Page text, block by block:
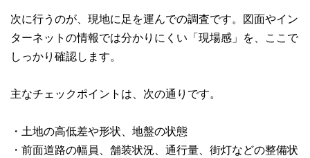
次に行うのが、現地に足を運んでの調査です。図面やイン
ターネットの情報では分かりにくい「現場感」を、ここで
しっかり確認します。
主なチェックポイントは、次の通りです。
・土地の高低差や形状、地盤の状態
・前面道路の幅員、舗装状況、通行量、街灯などの整備状